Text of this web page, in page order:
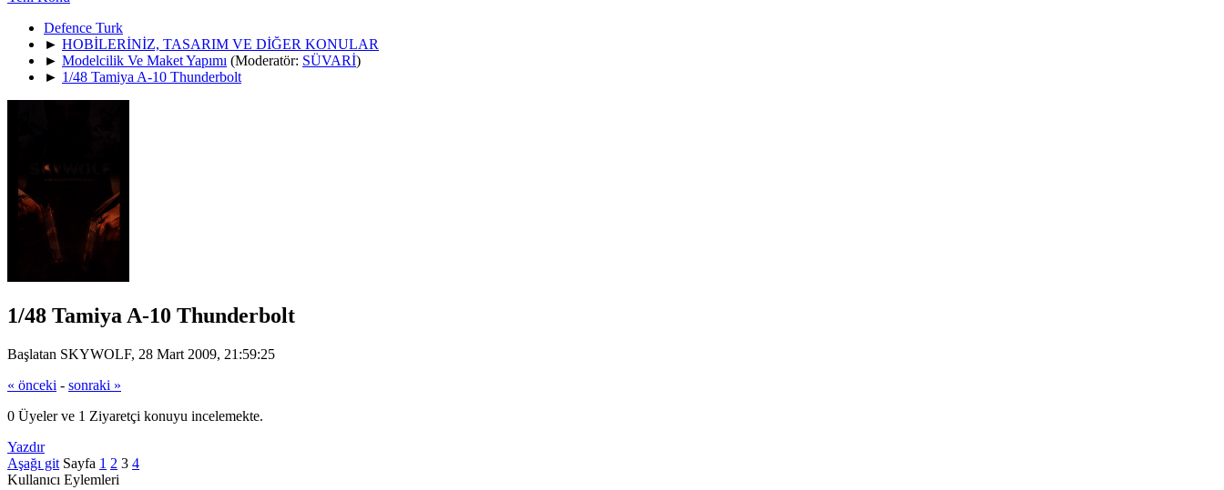
Defence Turk
► HOBİLERİNİZ, TASARIM VE DİĞER KONULAR
► Modelcilik Ve Maket Yapımı (Moderatör: SÜVARİ)
► 1/48 Tamiya A-10 Thunderbolt
1/48 Tamiya A-10 Thunderbolt
Başlatan SKYWOLF, 28 Mart 2009, 21:59:25
« önceki - sonraki »
0 Üyeler ve 1 Ziyaretçi konuyu incelemekte.
Yazdır
Aşağı git Sayfa 1 2 3 4
Kullanıcı Eylemleri